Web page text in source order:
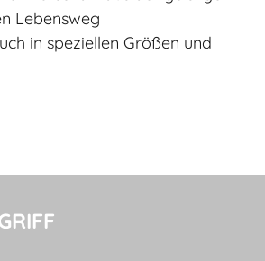
Lebensweg
in speziellen Größen und